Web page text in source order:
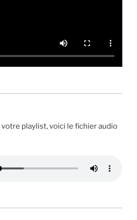
playlist, voici le fichier audio